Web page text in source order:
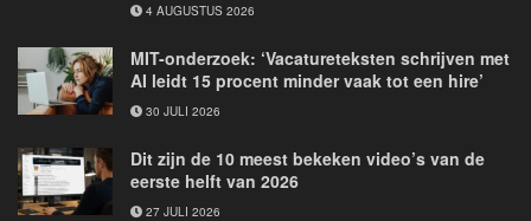
4 AUGUSTUS 2026
MIT-onderzoek: ‘Vacatureteksten schrijven met
AI leidt 15 procent minder vaak tot een hire’
30 JULI 2026
Dit zijn de 10 meest bekeken video’s van de
eerste helft van 2026
27 JULI 2026